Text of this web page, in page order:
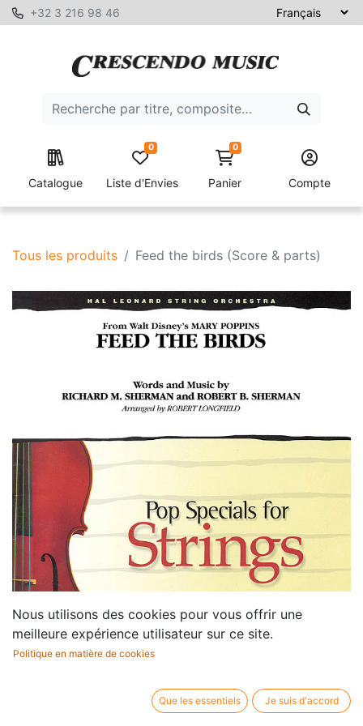
+32 3 216 98 46
Catalogue Liste d'Envies
0 0
Panier Compte
Tous les produits Feed the birds (Score & parts)
Nous utilisons des cookies pour vous offrir une
meilleure expérience utilisateur sur ce site.
Politique en matière de cookies
Que les essentiels Je suis d'accord